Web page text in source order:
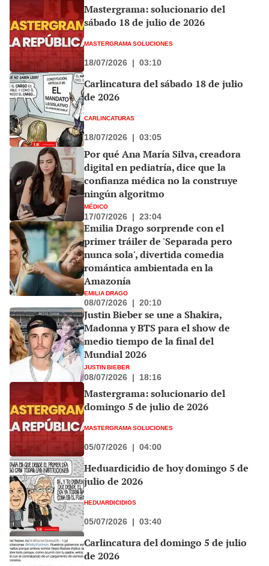
Mastergrama: solucionario del
sábado 18 de julio de 2026
MASTERGRAMA SOLUCIONES
18/07/2026 | 03:10
Carlincatura del sábado 18 de julio
de 2026
CARLINCATURAS
18/07/2026 | 03:05
Por qué Ana María Silva, creadora
digital en pediatría, dice que la
confianza médica no la construye
ningún algoritmo
MÉDICO
17/07/2026 | 23:04
Emilia Drago sorprende con el
primer tráiler de 'Separada pero
nunca sola', divertida comedia
romántica ambientada en la
Amazonía
EMILIA DRAGO
08/07/2026 | 20:10
Justin Bieber se une a Shakira,
Madonna y BTS para el show de
medio tiempo de la final del
Mundial 2026
JUSTIN BIEBER
08/07/2026 | 18:16
Mastergrama: solucionario del
domingo 5 de julio de 2026
MASTERGRAMA SOLUCIONES
05/07/2026 | 04:00
Heduardicidio de hoy domingo 5 de
julio de 2026
HEDUARDICIDIOS
05/07/2026 | 03:40
Carlincatura del domingo 5 de julio
de 2026